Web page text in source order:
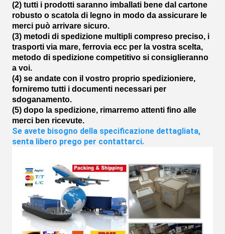
(2) tutti i prodotti saranno imballati bene dal cartone
robusto o scatola di legno in modo da assicurare le
merci può arrivare sicuro.
(3) metodi di spedizione multipli compreso preciso, i
trasporti via mare, ferrovia ecc per la vostra scelta,
metodo di spedizione competitivo si consiglieranno
a voi.
(4) se andate con il vostro proprio spedizioniere,
forniremo tutti i documenti necessari per
sdoganamento.
(5) dopo la spedizione, rimarremo attenti fino alle
merci ben ricevute.
Se avete bisogno della specificazione dettagliata,
senta libero prego per contattarci.